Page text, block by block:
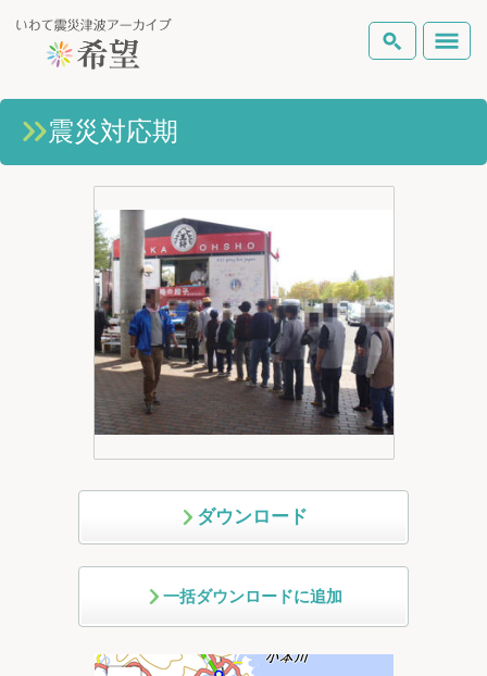
いわて震災津波アーカイブとは
ピックアップコンテンツ
Foreign Laguage
震災対応期
ダウンロード
一括ダウンロードに追加